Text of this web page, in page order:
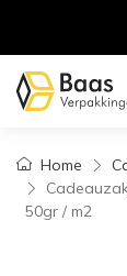
Home
50gr / m2